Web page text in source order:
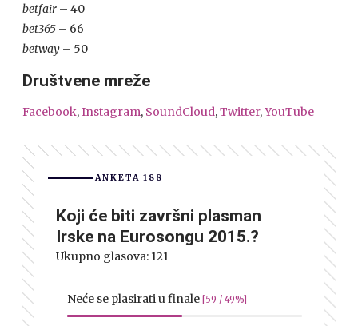
betfair – 40
bet365 – 66
betway – 50
Društvene mreže
Facebook,Instagram, SoundCloud,Twitter,YouTube
ANKETA 188
Koji će biti završni plasman
Irske na Eurosongu 2015.?
Ukupno glasova: 121
Neće se plasirati u finale [59 / 49%]